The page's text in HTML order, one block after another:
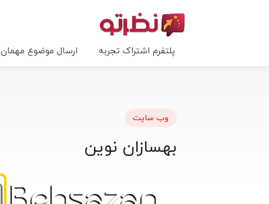
پلتفرم اشتراک تجربه ارسال موضوع مهمان
وب سایت
بهسازان نوین